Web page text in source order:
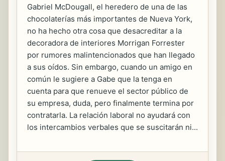
Gabriel McDougall, el heredero de una de las
chocolaterías más importantes de Nueva York,
no ha hecho otra cosa que desacreditar a la
decoradora de interiores Morrigan Forrester
por rumores malintencionados que han llegado
a sus oídos. Sin embargo, cuando un amigo en
común le sugiere a Gabe que la tenga en
cuenta para que renueve el sector público de
su empresa, duda, pero finalmente termina por
contratarla. La relación laboral no ayudará con
los intercambios verbales que se suscitarán ni...